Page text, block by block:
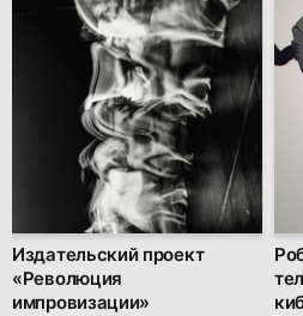
Издательский проект
«Революция
импровизации»